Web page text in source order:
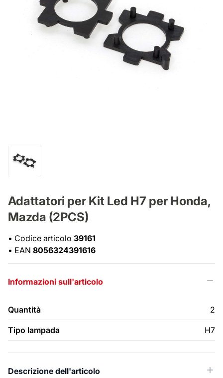
Adattatori per Kit Led H7 per Honda,
Mazda (2PCS)
• Codice articolo 39161
• EAN 8056324391616
Informazioni sull'articolo
Quantità 2
Tipo lampada H7
Descrizione dell'articolo